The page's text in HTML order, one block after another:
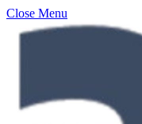
Close Menu